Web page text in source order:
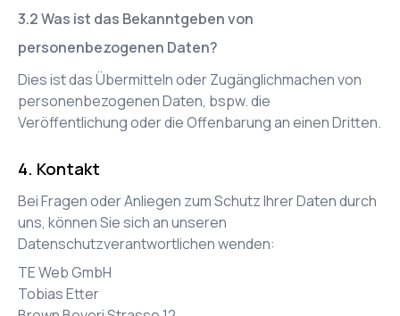
Was ist das Bekanntgeben von
personenbezogenen Daten?
Dies ist das Übermitteln oder Zugänglichmachen von
personenbezogenen Daten, bspw. die
Veröffentlichung oder die Offenbarung an einen Dritten.
Kontakt
Bei Fragen oder Anliegen zum Schutz Ihrer Daten durch
uns, können Sie sich an unseren
Datenschutzverantwortlichen wenden:
TE Web GmbH
Tobias Etter